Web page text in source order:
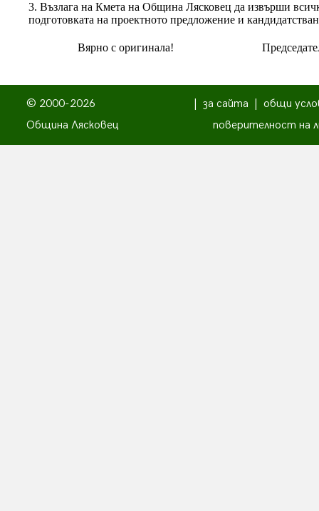
3. Възлага на Кмета на Община Лясковец да извърши
подготовката на проектното предложение и
Вярно с оригинала!
© 2000-2026
Община Лясковец
за сайта
общи
поверителност на